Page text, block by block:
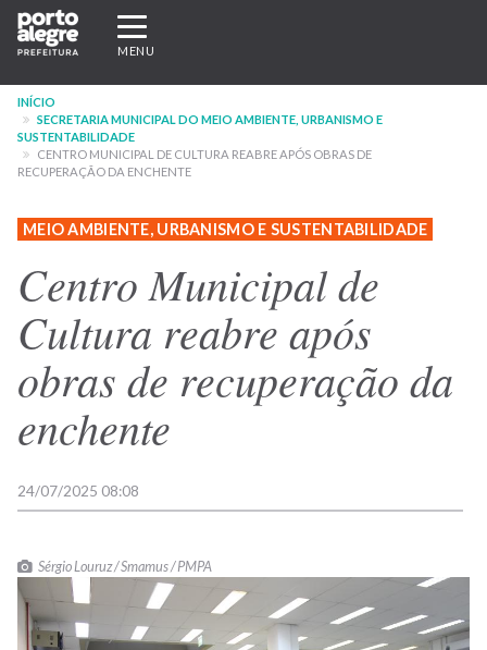
Pular
para
conteúdo
principal
Expandir/recolher
navegação
MENU
INÍCIO
SECRETARIA MUNICIPAL DO MEIO AMBIENTE, URBANISMO E
SUSTENTABILIDADE
CENTRO MUNICIPAL DE CULTURA REABRE APÓS OBRAS DE
RECUPERAÇÃO DA ENCHENTE
MEIO AMBIENTE, URBANISMO E SUSTENTABILIDADE
Centro Municipal de
Cultura reabre após
obras de recuperação da
enchente
24/07/2025 08:08
Sérgio Louruz / Smamus / PMPA